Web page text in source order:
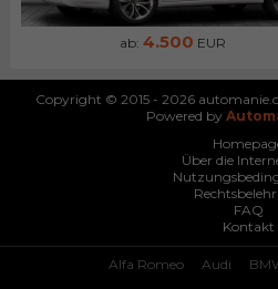
ab:4.500 EUR
Copyright © 2015 - 2026
Powered by
Über die
FAQ
Kontakt
Alfa Romeo Audi